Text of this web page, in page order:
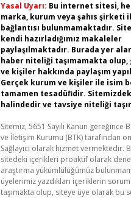
Yasal Uyarı: Bu internet sitesi,
marka, kurum veya şahıs şirketi
bağlantısı bulunmamaktadır.
kendi hazırladığımız makaleler
paylaşılmaktadır. Burada yer
haber niteliği taşımamakta
ve kişiler hakkında paylaşım
Gerçek kurum ve kişiler ile isim
tamamen tesadüfidir.
halindedir ve tavsiye niteliği
Sitemiz, 5651 Sayılı Kanun gereğince
ve İletişim Kurumu (BTK) tarafından
Sağlayıcı olarak hizmet vermektedir.
sitedeki içerikleri proaktif olarak
araştırma yükümlülüğümüz
üyelerimiz yazdıkları içeriklerin
taşımakta olup, siteye üye olarak bu